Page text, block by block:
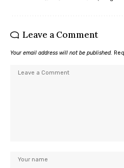
Leave a Comment
Your email address will not be published.